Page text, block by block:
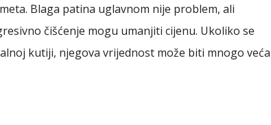
Blaga patina uglavnom nije problem, ali
čišćenje mogu umanjiti cijenu. Ukoliko se
kutiji, njegova vrijednost može biti mnogo veća